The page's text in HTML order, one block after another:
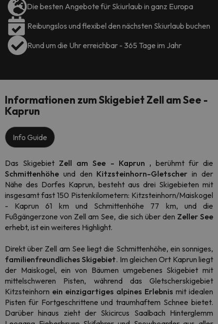
Die besten Angebote für Skiurlaub in ganz Europa
Reibungslos und flexibel den nächsten Skiurlaub buchen
Rund um die Uhr erreichbar - 365 Tage im Jahr
Informationen zum Skigebiet Zell am See -
Kaprun
Info Guide
Das Skigebiet Zell am See - Kaprun , berühmt für die
Schmittenhöhe und den Kitzsteinhorn-Gletscherin der
Nähe des Dorfes Kaprun, besteht aus drei Skigebieten mit
insgesamt fast 150 Pistenkilometern: Kitzsteinhorn/Maiskogel
- Kaprun 61 km und Schmittenhöhe 77 km, und die
Fußgängerzone von Zell am See, die sich über den Zeller See
erhebt, ist ein weiteres Highlight.
Direkt über Zell am See liegt die Schmittenhöhe, ein sonniges,
familienfreundliches Skigebiet. Im gleichen Ort Kaprun liegt
der Maiskogel, ein von Bäumen umgebenes Skigebiet mit
mittelschweren Pisten, während das Gletscherskigebiet
Kitzsteinhorn ein einzigartiges alpines Erlebnis mit idealen
Pisten für Fortgeschrittene und traumhaftem Schnee bietet.
Darüber hinaus zieht der Skicircus Saalbach Hinterglemm